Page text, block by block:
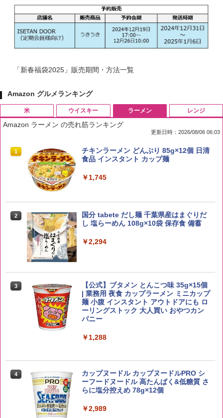
「新春福袋2025」販売期間・方法一覧
Amazon グルメランキング
米
1 by Amazon 国産ブレンド米 精米 5kg
2
野沢農産 無洗米 青い流るる コシヒカリ
5kg 長野県産 令和7年産
￥3,325
3
【在庫処分価格】ももたろう印 無洗米 5
kg 業務用 お米マイスターブレンド
￥2,680
4
by Amazon あきたこまちブレンド 無洗
米 5kg
￥3,396
ウイスキー
1
ブラックニッカ ニッカ Nikka ウィスキ
ー4000ml ブラックニッカクリア ウヰス
お得 4リットル
イボール 大容量
角ハイボール 350ml×24本 サントリー ウ
イスキー ハイボール 缶
4
トリスウイスキー 4000ml サントリー 大
容量 4リットル
ラーメン
Amazon ラーメン の売れ筋ランキング
更新日時：2026/08/06 06:03
1
チキンラーメン どんぶり 85g×12個 日清
食品 インスタント カップ麺
￥1,745
2
国分 tabete だし麺 千葉県産はまぐりだ
し 塩らーめん 108g×10袋 保存食 備蓄
￥2,294
3
【公式】ブタメン とんこつ味 35g×15個
| 業務用 夜食 カップラーメン ミニカップ
麺 小腹 インスタント アウトドアにも ロ
ーリングストック 大人買い おやつカン
パニー
￥1,288
4
カップヌードル カップヌードルPRO シ
ーフードヌードル 高たんぱく&低糖質 さ
らに塩分控えめ 78g×12個
￥2,989
レンジ